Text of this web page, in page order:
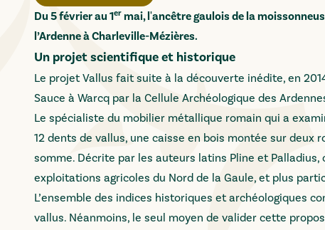
Du 5 février au 1er mai, l'ancêtre gaulois de la
l’Ardenne à Charleville-Mézières.
Un projet scientifique et historique
Le projet Vallus fait suite à la découverte inédite, en
Sauce à Warcq par la Cellule Archéologique des
Le spécialiste du mobilier métallique romain qui a
12 dents de vallus, une caisse en bois montée sur deux
somme. Décrite par les auteurs latins Pline et
exploitations agricoles du Nord de la Gaule, et plus
L’ensemble des indices historiques et archéologiques
vallus. Néanmoins, le seul moyen de valider cette